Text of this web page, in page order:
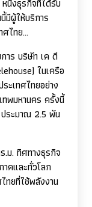
นึ่งธุรกิจที่ได้รับ
มีผู้ให้บริการ
ไทย...
าร บริษัท เค ดี
ในเครือ
ะเทศไทยอย่าง
ทพมหานคร ครั้งนี้
ประมาณ 2.5 พัน
.ม. ทิศทางธุรกิจ
าคและทั่วโลก
ทยที่ใช้พลังงาน